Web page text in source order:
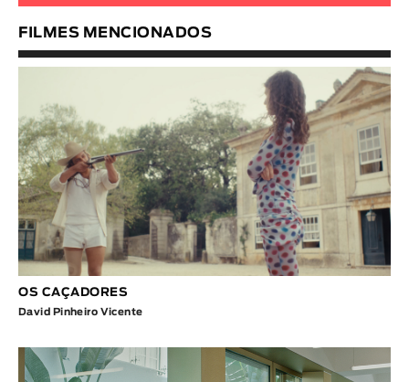
FILMES MENCIONADOS
OS CAÇADORES
David Pinheiro Vicente